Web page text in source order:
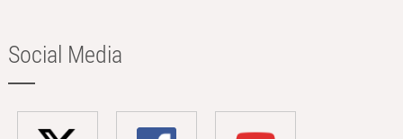
Social Media